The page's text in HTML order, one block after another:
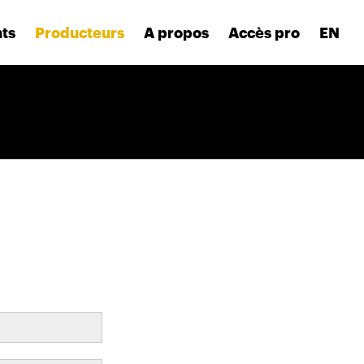
Producteurs A propos Accès pro EN